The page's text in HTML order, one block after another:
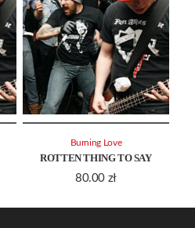
ROTTEN THING TO SAY
80.00 zł
Burning Love